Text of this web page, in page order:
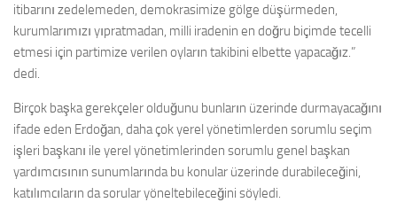
itibarını zedelemeden, demokrasimize gölge düşürmeden,
kurumlarımızı yıpratmadan, milli iradenin en doğru biçimde tecelli
etmesi için partimize verilen oyların takibini elbette yapacağız.”
dedi.
Birçok başka gerekçeler olduğunu bunların üzerinde durmayacağını
ifade eden Erdoğan, daha çok yerel yönetimlerden sorumlu seçim
işleri başkanı ile yerel yönetimlerinden sorumlu genel başkan
yardımcısının sunumlarında bu konular üzerinde durabileceğini,
katılımcıların da sorular yöneltebileceğini söyledi.